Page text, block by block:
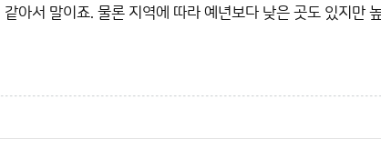
아서 말이죠. 물론 지역에 따라 예년보다 낮은 곳도 있지만